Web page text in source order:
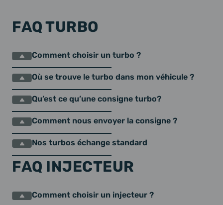
FAQ TURBO
Comment choisir un turbo ?
Où se trouve le turbo dans mon véhicule ?
Qu’est ce qu’une consigne turbo?
Comment nous envoyer la consigne ?
Nos turbos échange standard
FAQ INJECTEUR
Comment choisir un injecteur ?